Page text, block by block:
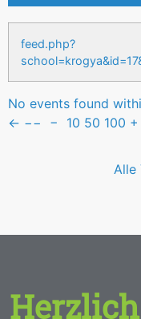
feed.php?
No events found
← −− − 10 50 100 +
Alle